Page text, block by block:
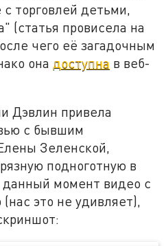
торговлей детьми,
(статья провисела на
чего её загадочным
она доступна в веб-
Дэвлин привела
с бывшим
Зеленской,
подноготную в
момент видео с
это не удивляет),